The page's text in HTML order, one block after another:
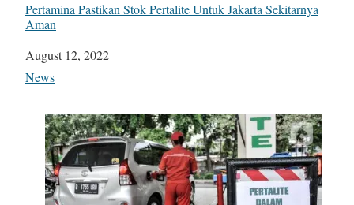
Pertamina Pastikan Stok Pertalite Untuk Jakarta Sekitarnya
Aman
Date
August 12, 2022
In relation to
News